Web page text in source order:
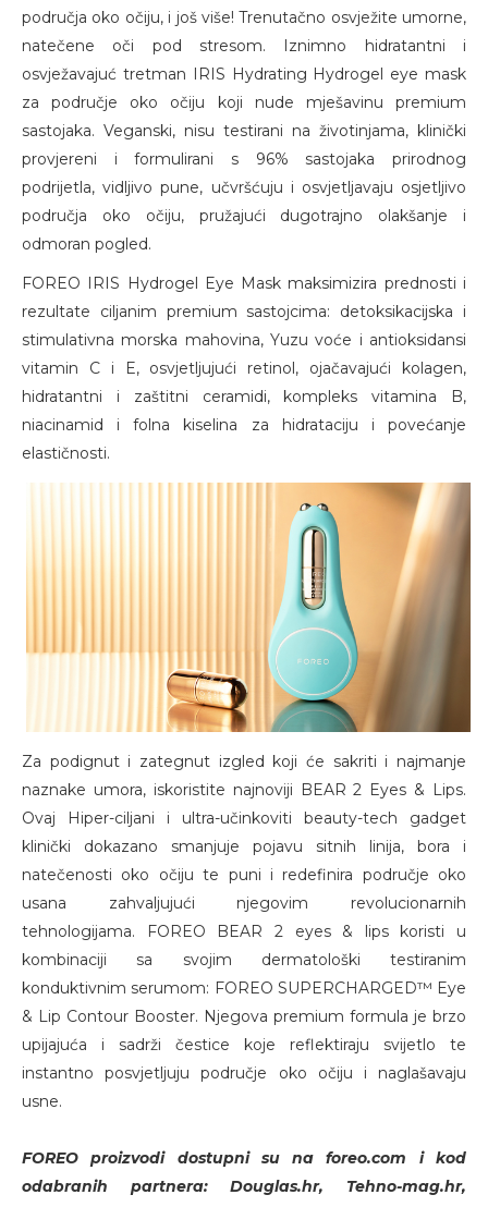
područja oko očiju, i još više! Trenutačno osvježite umorne,
natečene oči pod stresom. Iznimno hidratantni i
osvježavajuć tretman IRIS Hydrating Hydrogel eye mask
za područje oko očiju koji nude mješavinu premium
sastojaka. Veganski, nisu testirani na životinjama, klinički
provjereni i formulirani s 96% sastojaka prirodnog
podrijetla, vidljivo pune, učvršćuju i osvjetljavaju osjetljivo
područja oko očiju, pružajući dugotrajno olakšanje i
odmoran pogled.
FOREO IRIS Hydrogel Eye Mask maksimizira prednosti i
rezultate ciljanim premium sastojcima: detoksikacijska i
stimulativna morska mahovina, Yuzu voće i antioksidansi
vitamin C i E, osvjetljujući retinol, ojačavajući kolagen,
hidratantni i zaštitni ceramidi, kompleks vitamina B,
niacinamid i folna kiselina za hidrataciju i povećanje
elastičnosti.
Za podignut i zategnut izgled koji će sakriti i najmanje
naznake umora, iskoristite najnoviji BEAR 2 Eyes & Lips.
Ovaj Hiper-ciljani i ultra-učinkoviti beauty-tech gadget
klinički dokazano smanjuje pojavu sitnih linija, bora i
natečenosti oko očiju te puni i redefinira područje oko
usana zahvaljujući njegovim revolucionarnih
tehnologijama. FOREO BEAR 2 eyes & lips koristi u
kombinaciji sa svojim dermatološki testiranim
konduktivnim serumom: FOREO SUPERCHARGED™ Eye
& Lip Contour Booster. Njegova premium formula je brzo
upijajuća i sadrži čestice koje reflektiraju svijetlo te
instantno posvjetljuju područje oko očiju i naglašavaju
usne.
FOREO proizvodi dostupni su na foreo.com i kod
odabranih partnera: Douglas.hr, Tehno-mag.hr,